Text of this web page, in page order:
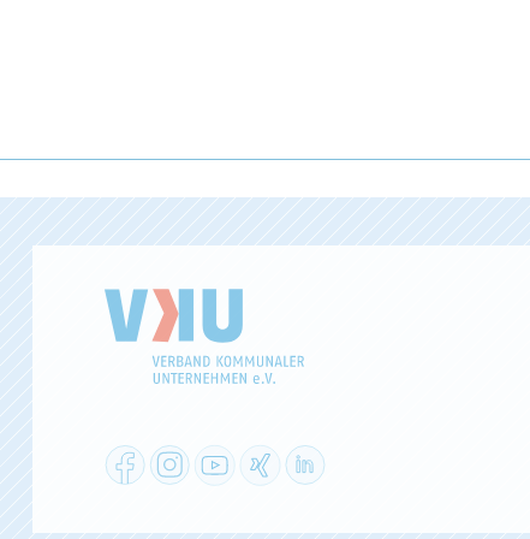
FacebookInstagramYouTube XING